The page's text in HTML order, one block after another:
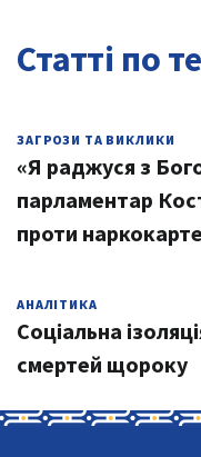
Статті по
ЗАГРОЗИ ТА ВИКЛИКИ
«Я раджуся з
парламентар
проти
АНАЛІТИКА
Соціальна
смертей щороку